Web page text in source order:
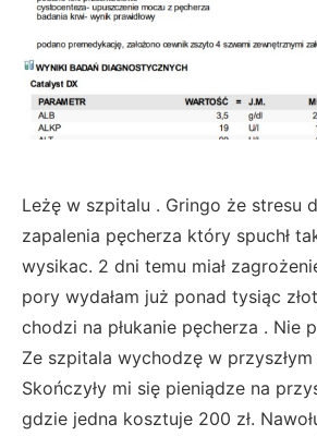
Leżę w szpitalu . Gringo że stresu
zapalenia pęcherza który spuchł
wysikac. 2 dni temu miał
pory wydałam już ponad tysiąc
chodzi na płukanie pęcherza . Nie
Ze szpitala wychodzę w
Skończyły mi się pieniądze na
gdzie jedna kosztuje 200 zł.